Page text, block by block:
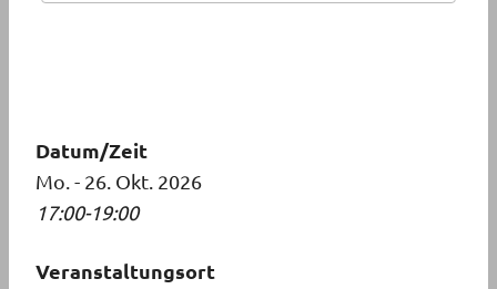
Datum/Zeit
Mo. - 26. Okt. 2026
17:00-19:00
Veranstaltungsort